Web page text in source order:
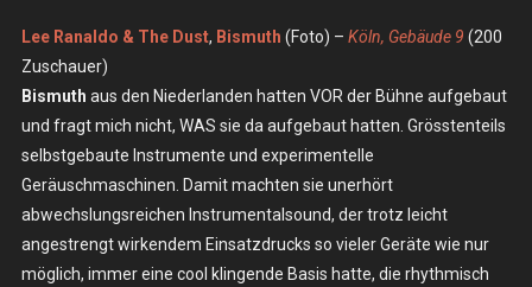
Ranaldo
The
Dust,
–
Mi.
13.11.2013
Lee Ranaldo & The Dust, Bismuth (Foto) – Köln, Gebäude 9 (200
Zuschauer)
Bismuth aus den Niederlanden hatten VOR der Bühne aufgebaut
und fragt mich nicht, WAS sie da aufgebaut hatten. Grösstenteils
selbstgebaute Instrumente und experimentelle
Geräuschmaschinen. Damit machten sie unerhört
abwechslungsreichen Instrumentalsound, der trotz leicht
angestrengt wirkendem Einsatzdrucks so vieler Geräte wie nur
möglich, immer eine cool klingende Basis hatte, die rhythmisch